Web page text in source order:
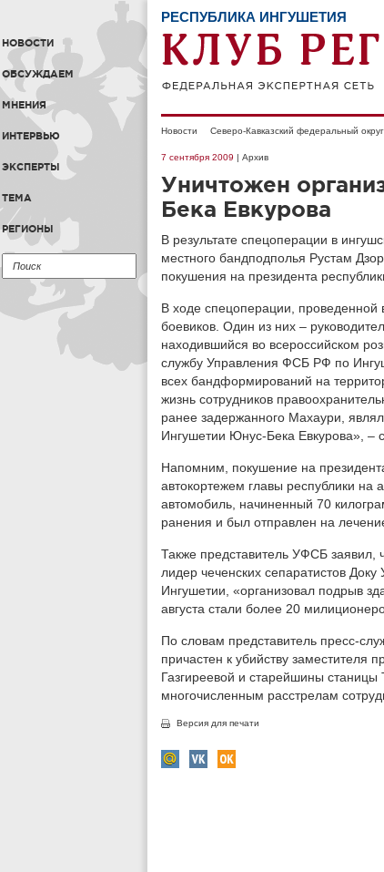
НОВОСТИ
ОБСУЖДАЕМ
МНЕНИЯ
ИНТЕРВЬЮ
ЭКСПЕРТЫ
ТЕМА
РЕГИОНЫ
РЕСПУБЛИКА ИНГУШЕТИЯ
Новости Северо-Кавказский федеральный округ
7 сентября 2009 | Архив
Уничтожен
Бека Евкурова
В результате спецоперации в
местного бандподполья Рустам
покушения на президента
В ходе спецоперации,
боевиков. Один из них –
находившийся во всероссийском
службу Управления ФСБ РФ по
всех бандформирований на
жизнь сотрудников
ранее задержанного Махаури,
Ингушетии Юнус-Бека Евкурова», –
Напомним, покушение на
автокортежем главы республики на
автомобиль, начиненный 70
ранения и был отправлен на
Также представитель УФСБ заявил,
лидер чеченских сепаратистов
Ингушетии, «организовал подрыв
августа стали более 20
По словам представитель пресс-
причастен к убийству заместителя
Газгиреевой и старейшины
многочисленным расстрелам
Версия для печати